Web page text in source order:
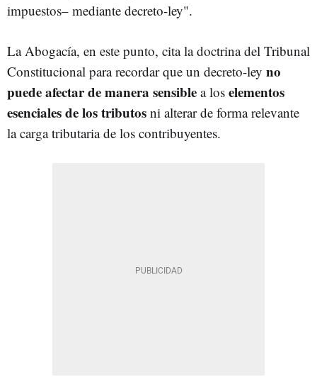
impuestos– mediante decreto-ley".
La Abogacía, en este punto, cita la doctrina del Tribunal
Constitucional para recordar que un decreto-ley no
puede afectar de manera sensible a los elementos
esenciales de los tributos ni alterar de forma relevante
la carga tributaria de los contribuyentes.